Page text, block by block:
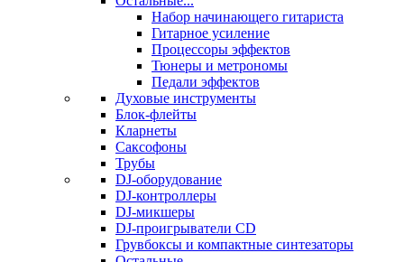
Набор начинающего гитариста
Гитарное усиление
Процессоры эффектов
Тюнеры и метрономы
Педали эффектов
Духовые инструменты
Блок-флейты
Кларнеты
Саксофоны
Трубы
DJ-оборудование
DJ-контроллеры
DJ-микшеры
DJ-проигрыватели CD
Грувбоксы и компактные синтезаторы